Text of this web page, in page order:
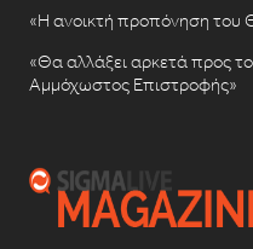
«Η ανοικτή προπόνηση του
«Θα αλλάξει αρκετά προς
Αμμόχωστος Επιστροφής»